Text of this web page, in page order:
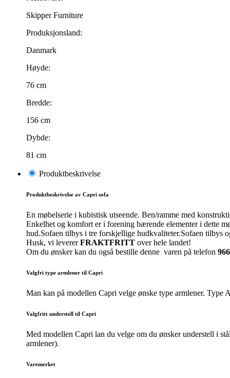
Skipper Furniture
Produksjonsland:
Danmark
Høyde:
76 cm
Bredde:
156 cm
Dybde:
81 cm
Produktbeskrivelse
Produktbeskrivelse av Capri sofa
En møbelserie i kubistisk utseende. Ben/ramme med
Enkelhet og komfort er i forening bærende elementer i dette
hud.Sofaen tilbys i tre forskjellige hudkvaliteter.Sofaen tilbys
Husk, vi levererFRAKTFRITT over hele landet!
Om du ønsker kan du også bestille denne varen på telefon
Valgfri type armlener til Capri
Man kan på modellen Capri velge ønske type armlener.
Valgfritt understell til Capri
Med modellen Capri lan du velge om du ønsker understell i
armlener).
Varemerket